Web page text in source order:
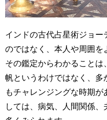
インドの古代占星術ジョー
のではなく、本人や周囲
その鑑定からわかること
帆というわけではなく、多
もチャレンジングな時期
しては、病気、人間関係